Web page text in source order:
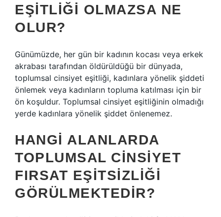
EŞITLIĞI OLMAZSA NE
OLUR?
Günümüzde, her gün bir kadının kocası veya erkek
akrabası tarafından öldürüldüğü bir dünyada,
toplumsal cinsiyet eşitliği, kadınlara yönelik şiddeti
önlemek veya kadınların topluma katılması için bir
ön koşuldur. Toplumsal cinsiyet eşitliğinin olmadığı
yerde kadınlara yönelik şiddet önlenemez.
HANGI ALANLARDA
TOPLUMSAL CINSIYET
FIRSAT EŞITSIZLIĞI
GÖRÜLMEKTEDIR?